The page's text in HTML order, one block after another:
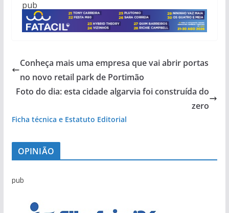
pub
Conheça mais uma empresa que vai abrir portas
no novo retail park de Portimão
Foto do dia: esta cidade algarvia foi construída do
zero
Ficha técnica e Estatuto Editorial
OPINIÃO
pub